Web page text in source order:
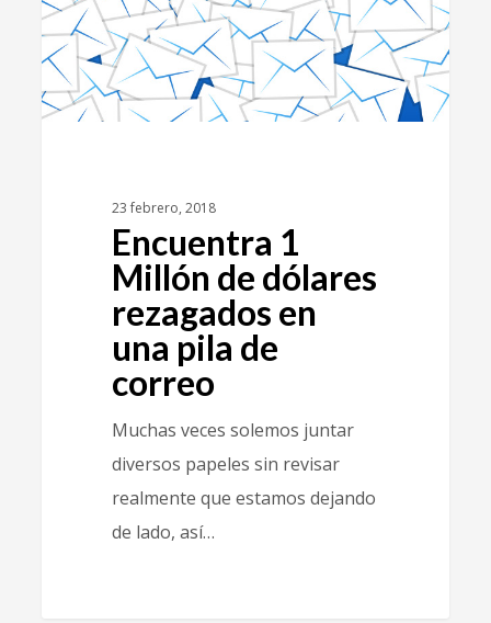
23 febrero, 2018
Encuentra 1
Millón de dólares
rezagados en
una pila de
correo
Muchas veces solemos juntar
diversos papeles sin revisar
realmente que estamos dejando
de lado, así…